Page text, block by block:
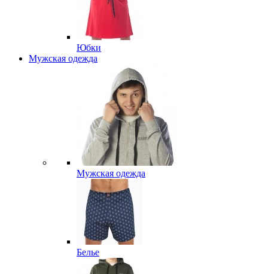
Юбки
Мужская одежда
Мужская одежда
Белье